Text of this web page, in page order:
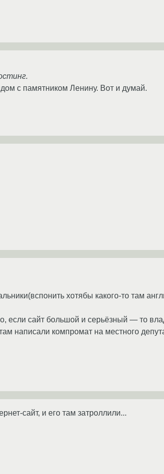
с памятником Ленину. Вот и думай.
хотябы какого-то там
если сайт большой и серьёзный — то
написали компромат на местного
сайт, и его там затроллили...